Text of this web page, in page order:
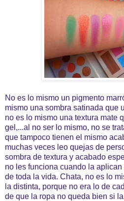
No es lo mismo un pigmento
mismo una sombra satinada que
no es lo mismo una textura mate
gel,...al no ser lo mismo, no se
que tampoco tienen el mismo
muchas veces leo quejas de
sombra de textura y acabado
no les funciona cuando la
de toda la vida. Chata, no es lo
la distinta, porque no era lo de
de que la ropa no queda bien si